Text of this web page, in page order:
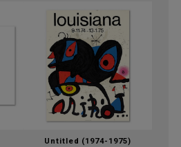
Untitled (1974-1975)